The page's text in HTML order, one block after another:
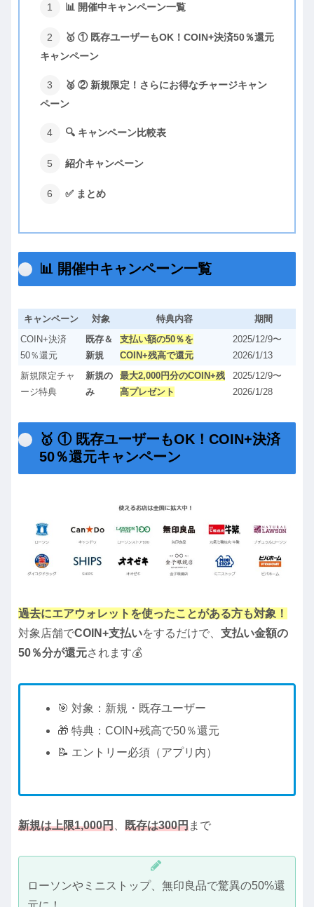
📊 開催中キャンペーン一覧
🥇 ① 既存ユーザーもOK！COIN+決済50％還元
キャンペーン
🥈 ② 新規限定！さらにお得なチャージキャン
ペーン
🔍 キャンペーン比較表
紹介キャンペーン
✅ まとめ
📊 開催中キャンペーン一覧
キャンペーン 対象 特典内容
期間
COIN+決済
50％還元
既存＆
新規
支払い額の50％を
COIN+残高で還元
2025/12/9〜
2026/1/13
新規限定チャ
ージ特典
新規の
み
最大2,000円分のCOIN+残
高プレゼント
2025/12/9〜
2026/1/28
🥇 ① 既存ユーザーもOK！COIN+決済
50％還元キャンペーン
過去にエアウォレットを使ったことがある方も対象！
対象店舗でCOIN+支払いをするだけで、 支払い金額の
50％分が還元されます💰
🎯 対象：新規・既存ユーザー
🎁 特典：COIN+残高で50％還元
📝 エントリー必須（アプリ内）
新規は上限1,000円 既存は300円まで
ローソンやミニストップ、無印良品で驚異の50%還